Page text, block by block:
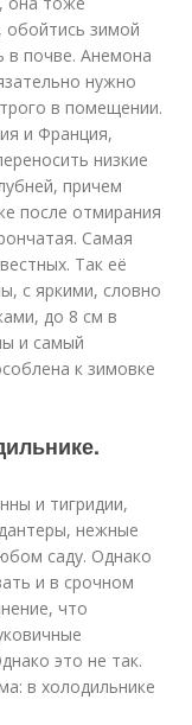
обойтись зимой
в почве. Анемона
нужно
в помещении.
и Франция,
низкие
причем
после отмирания
Самая
Так её
с яркими, словно
до 8 см в
и самый
к зимовке
и тигридии,
нежные
саду. Однако
и в срочном
что
это не так.
в холодильнике